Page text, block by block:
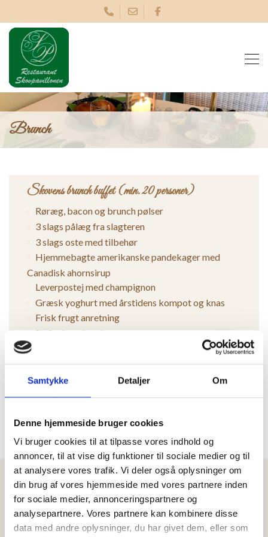
Samtykke Detaljer Om
Denne hjemmeside bruger cookies
Vi bruger cookies til at tilpasse vores indhold og
annoncer, til at vise dig funktioner til sociale medier og til
at analysere vores trafik. Vi deler også oplysninger om
din brug af vores hjemmeside med vores partnere inden
for sociale medier, annonceringspartnere og
analysepartnere. Vores partnere kan kombinere disse
data med andre oplysninger, du har givet dem, eller som
til
hovedindhold
Brunch
Skovens brunch buffet (min. 20 personer)
Røræg, bacon og brunch pølser
3 slags pålæg fra slagteren
3 slags oste med tilbehør
Hjemmebagte amerikanske pandekager med
Canadisk ahornsirup
Leverpostej med champignon
Græsk yoghurt med årstidens kompot og knas
Frisk frugt anretning
Små wienerbrød
kr. 155,-
Firmainfo